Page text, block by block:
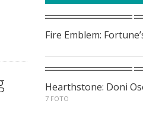
Fire Emblem:
Hearthstone: Doni
7 FOTO